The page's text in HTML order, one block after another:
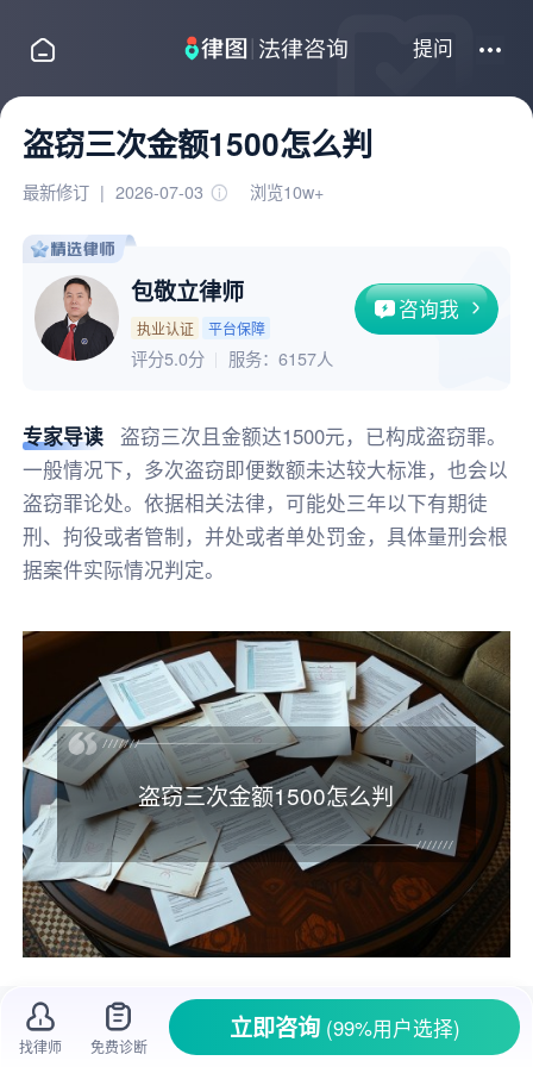
提问
盗窃三次金额1500怎么判
最新修订 | 2026-07-03 浏览10w+
包敬立律师
执业认证 平台保障
咨询我
评分5.0分 服务： 6157人
专家导读
盗窃三次且金额达1500元，已构成盗窃罪。
一般情况下，多次盗窃即便数额未达较大标准，也会以
盗窃罪论处。依据相关法律，可能处三年以下有期徒
刑、拘役或者管制，并处或者单处罚金，具体量刑会根
据案件实际情况判定。
盗窃三次金额1500怎么判
在生活里，盗窃是一种很常见的违法犯罪行
为，它不仅让受害者遭受财产损失，也严重影响
找律师 免费诊断
立即咨询 (99%用户选择)